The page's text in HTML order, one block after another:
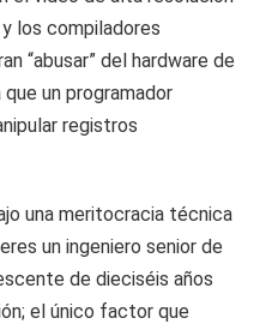
los compiladores
“abusar” del hardware de
un programador
registros
una meritocracia técnica
un ingeniero senior de
de dieciséis años
el único factor que